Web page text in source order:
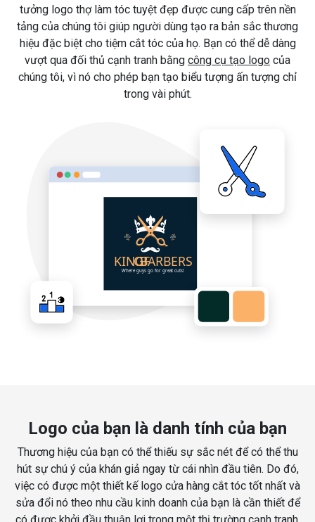
tưởng logo thợ làm tóc tuyệt đẹp được cung cấp trên nền
tảng của chúng tôi giúp người dùng tạo ra bản sắc thương
hiệu đặc biệt cho tiệm cắt tóc của họ. Bạn có thể dễ dàng
vượt qua đối thủ cạnh tranh bằng công cụ tạo logo của
chúng tôi, vì nó cho phép bạn tạo biểu tượng ấn tượng chỉ
trong vài phút.
Logo của bạn là danh tính của bạn
Thương hiệu của bạn có thể thiếu sự sắc nét để có thể thu
hút sự chú ý của khán giả ngay từ cái nhìn đầu tiên. Do đó,
việc có được một thiết kế logo cửa hàng cắt tóc tốt nhất và
sửa đổi nó theo nhu cầu kinh doanh của bạn là cần thiết để